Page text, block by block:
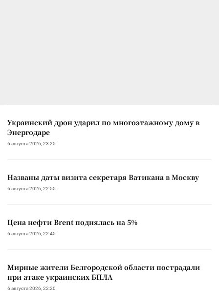
Украинский дрон ударил по многоэтажному дому в
Энергодаре
6 августа 2026, 23:25
Названы даты визита секретаря Ватикана в Москву
6 августа 2026, 22:55
Цена нефти Brent поднялась на 5%
6 августа 2026, 22:45
Мирные жители Белгородской области пострадали
при атаке украинских БПЛА
6 августа 2026, 22:20